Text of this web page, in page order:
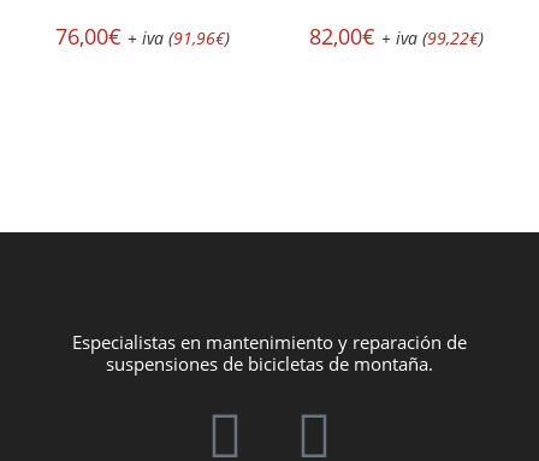
76,00€ + iva (91,96€) 82,00€ + iva (99,22€)
Especialistas en mantenimiento y reparación de
suspensiones de bicicletas de montaña.